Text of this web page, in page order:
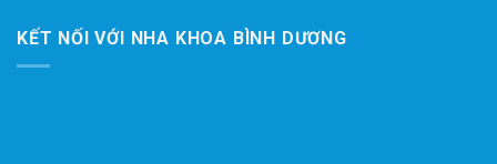
KẾT NỐI VỚI NHA KHOA BÌNH DƯƠNG